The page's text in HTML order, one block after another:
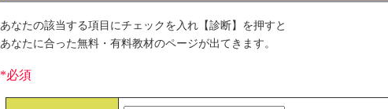
あなたの該当する項目にチェックを入れ【診断】を押すと
あなたに合った無料・有料教材のページが出てきます。
*必須